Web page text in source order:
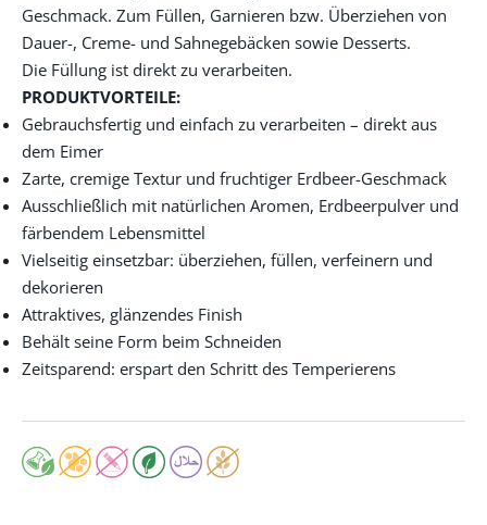
Geschmack. Zum Füllen, Garnieren bzw. Überziehen von
Dauer-, Creme- und Sahnegebäcken sowie Desserts.
Die Füllung ist direkt zu verarbeiten.
PRODUKTVORTEILE:
Gebrauchsfertig und einfach zu verarbeiten – direkt aus
dem Eimer
Zarte, cremige Textur und fruchtiger Erdbeer-Geschmack
Ausschließlich mit natürlichen Aromen, Erdbeerpulver und
färbendem Lebensmittel
Vielseitig einsetzbar: überziehen, füllen, verfeinern und
dekorieren
Attraktives, glänzendes Finish
Behält seine Form beim Schneiden
Zeitsparend: erspart den Schritt des Temperierens